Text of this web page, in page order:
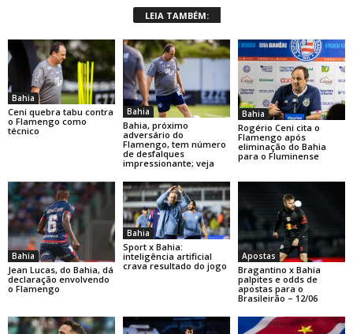
LEIA TAMBÉM:
Bahia
Ceni quebra tabu contra
o Flamengo como
técnico
Bahia
Bahia, próximo
adversário do
Flamengo, tem número
de desfalques
impressionante; veja
Bahia
Rogério Ceni cita o
Flamengo após
eliminação do Bahia
para o Fluminense
Bahia
Jean Lucas, do Bahia, dá
declaração envolvendo
o Flamengo
Bahia
Sport x Bahia:
inteligência artificial
crava resultado do jogo
Apostas
Bragantino x Bahia
palpites e odds de
apostas para o
Brasileirão – 12/06